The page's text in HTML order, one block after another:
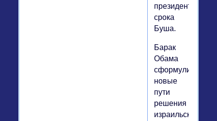
президентского
срока
Буша.
Барак
Обама
сформулировал
новые
пути
решения
израильско-